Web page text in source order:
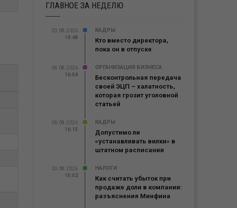
ГЛАВНОЕ ЗА НЕДЕЛЮ
03.08.2026
10:48
КАДРЫ
Кто вместо директора,
пока он в отпуске
04.08.2026
16:04
ОРГАНИЗАЦИЯ БИЗНЕСА
Бесконтрольная передача
своей ЭЦП – халатность,
которая грозит уголовной
статьей
06.08.2026
16:15
КАДРЫ
Допустимо ли
«устанавливать вилки» в
штатном расписании
03.08.2026
15:02
НАЛОГИ
Как считать убыток при
продаже доли в компании:
разъяснения Минфина